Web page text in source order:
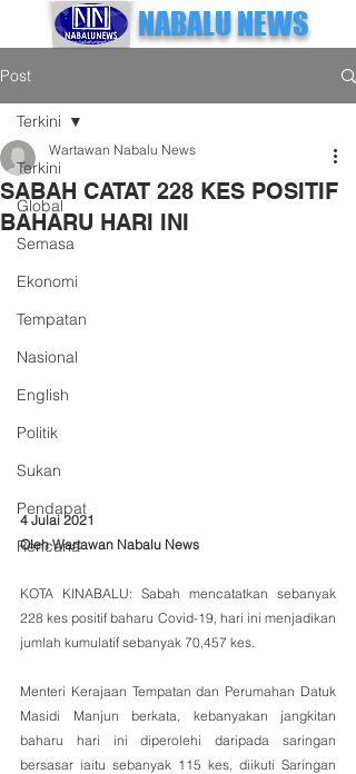
NABALU NEWS
Post
Terkini
Global
Semasa
Ekonomi
Tempatan
Nasional
English
Politik
Sukan
Pendapat
Rencana
Terkini
SABAH CATAT 228 KES POSITIF
BAHARU HARI INI
Wartawan Nabalu News
4 Julai 2021
Oleh Wartawan Nabalu News
KOTA KINABALU: Sabah mencatatkan sebanyak
228 kes positif baharu Covid-19, hari ini menjadikan
jumlah kumulatif sebanyak 70,457 kes.
Menteri Kerajaan Tempatan dan Perumahan Datuk
Masidi Manjun berkata, kebanyakan jangkitan
baharu hari ini diperolehi daripada saringan
bersasar iaitu sebanyak 115 kes, diikuti Saringan